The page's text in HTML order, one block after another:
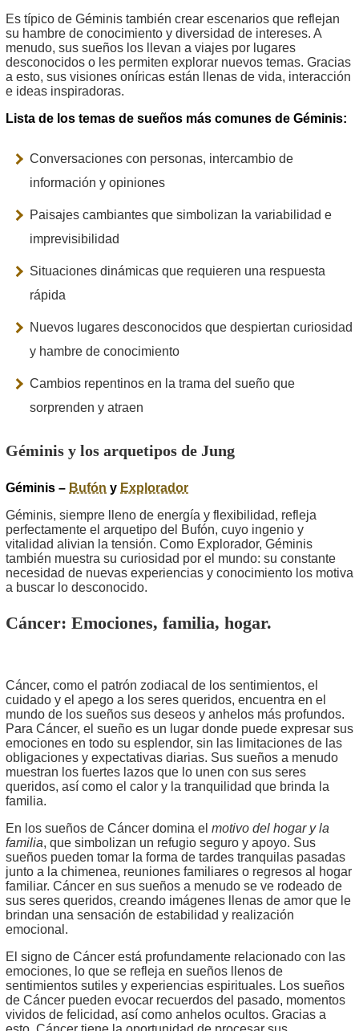
Es típico de Géminis también crear escenarios que reflejan
su hambre de conocimiento y diversidad de intereses. A
menudo, sus sueños los llevan a viajes por lugares
desconocidos o les permiten explorar nuevos temas. Gracias
a esto, sus visiones oníricas están llenas de vida, interacción
e ideas inspiradoras.
Lista de los temas de sueños más comunes de Géminis:
Conversaciones con personas, intercambio de
información y opiniones
Paisajes cambiantes que simbolizan la variabilidad e
imprevisibilidad
Situaciones dinámicas que requieren una respuesta
rápida
Nuevos lugares desconocidos que despiertan curiosidad
y hambre de conocimiento
Cambios repentinos en la trama del sueño que
sorprenden y atraen
Géminis y los arquetipos de Jung
Géminis – Bufón y Explorador
Géminis, siempre lleno de energía y flexibilidad, refleja
perfectamente el arquetipo del Bufón, cuyo ingenio y
vitalidad alivian la tensión. Como Explorador, Géminis
también muestra su curiosidad por el mundo: su constante
necesidad de nuevas experiencias y conocimiento los motiva
a buscar lo desconocido.
Cáncer: Emociones, familia, hogar.
Cáncer, como el patrón zodiacal de los sentimientos, el
cuidado y el apego a los seres queridos, encuentra en el
mundo de los sueños sus deseos y anhelos más profundos.
Para Cáncer, el sueño es un lugar donde puede expresar sus
emociones en todo su esplendor, sin las limitaciones de las
obligaciones y expectativas diarias. Sus sueños a menudo
muestran los fuertes lazos que lo unen con sus seres
queridos, así como el calor y la tranquilidad que brinda la
familia.
En los sueños de Cáncer domina el motivo del hogar y la
familia, que simbolizan un refugio seguro y apoyo. Sus
sueños pueden tomar la forma de tardes tranquilas pasadas
junto a la chimenea, reuniones familiares o regresos al hogar
familiar. Cáncer en sus sueños a menudo se ve rodeado de
sus seres queridos, creando imágenes llenas de amor que le
brindan una sensación de estabilidad y realización
emocional.
El signo de Cáncer está profundamente relacionado con las
emociones, lo que se refleja en sueños llenos de
sentimientos sutiles y experiencias espirituales. Los sueños
de Cáncer pueden evocar recuerdos del pasado, momentos
vividos de felicidad, así como anhelos ocultos. Gracias a